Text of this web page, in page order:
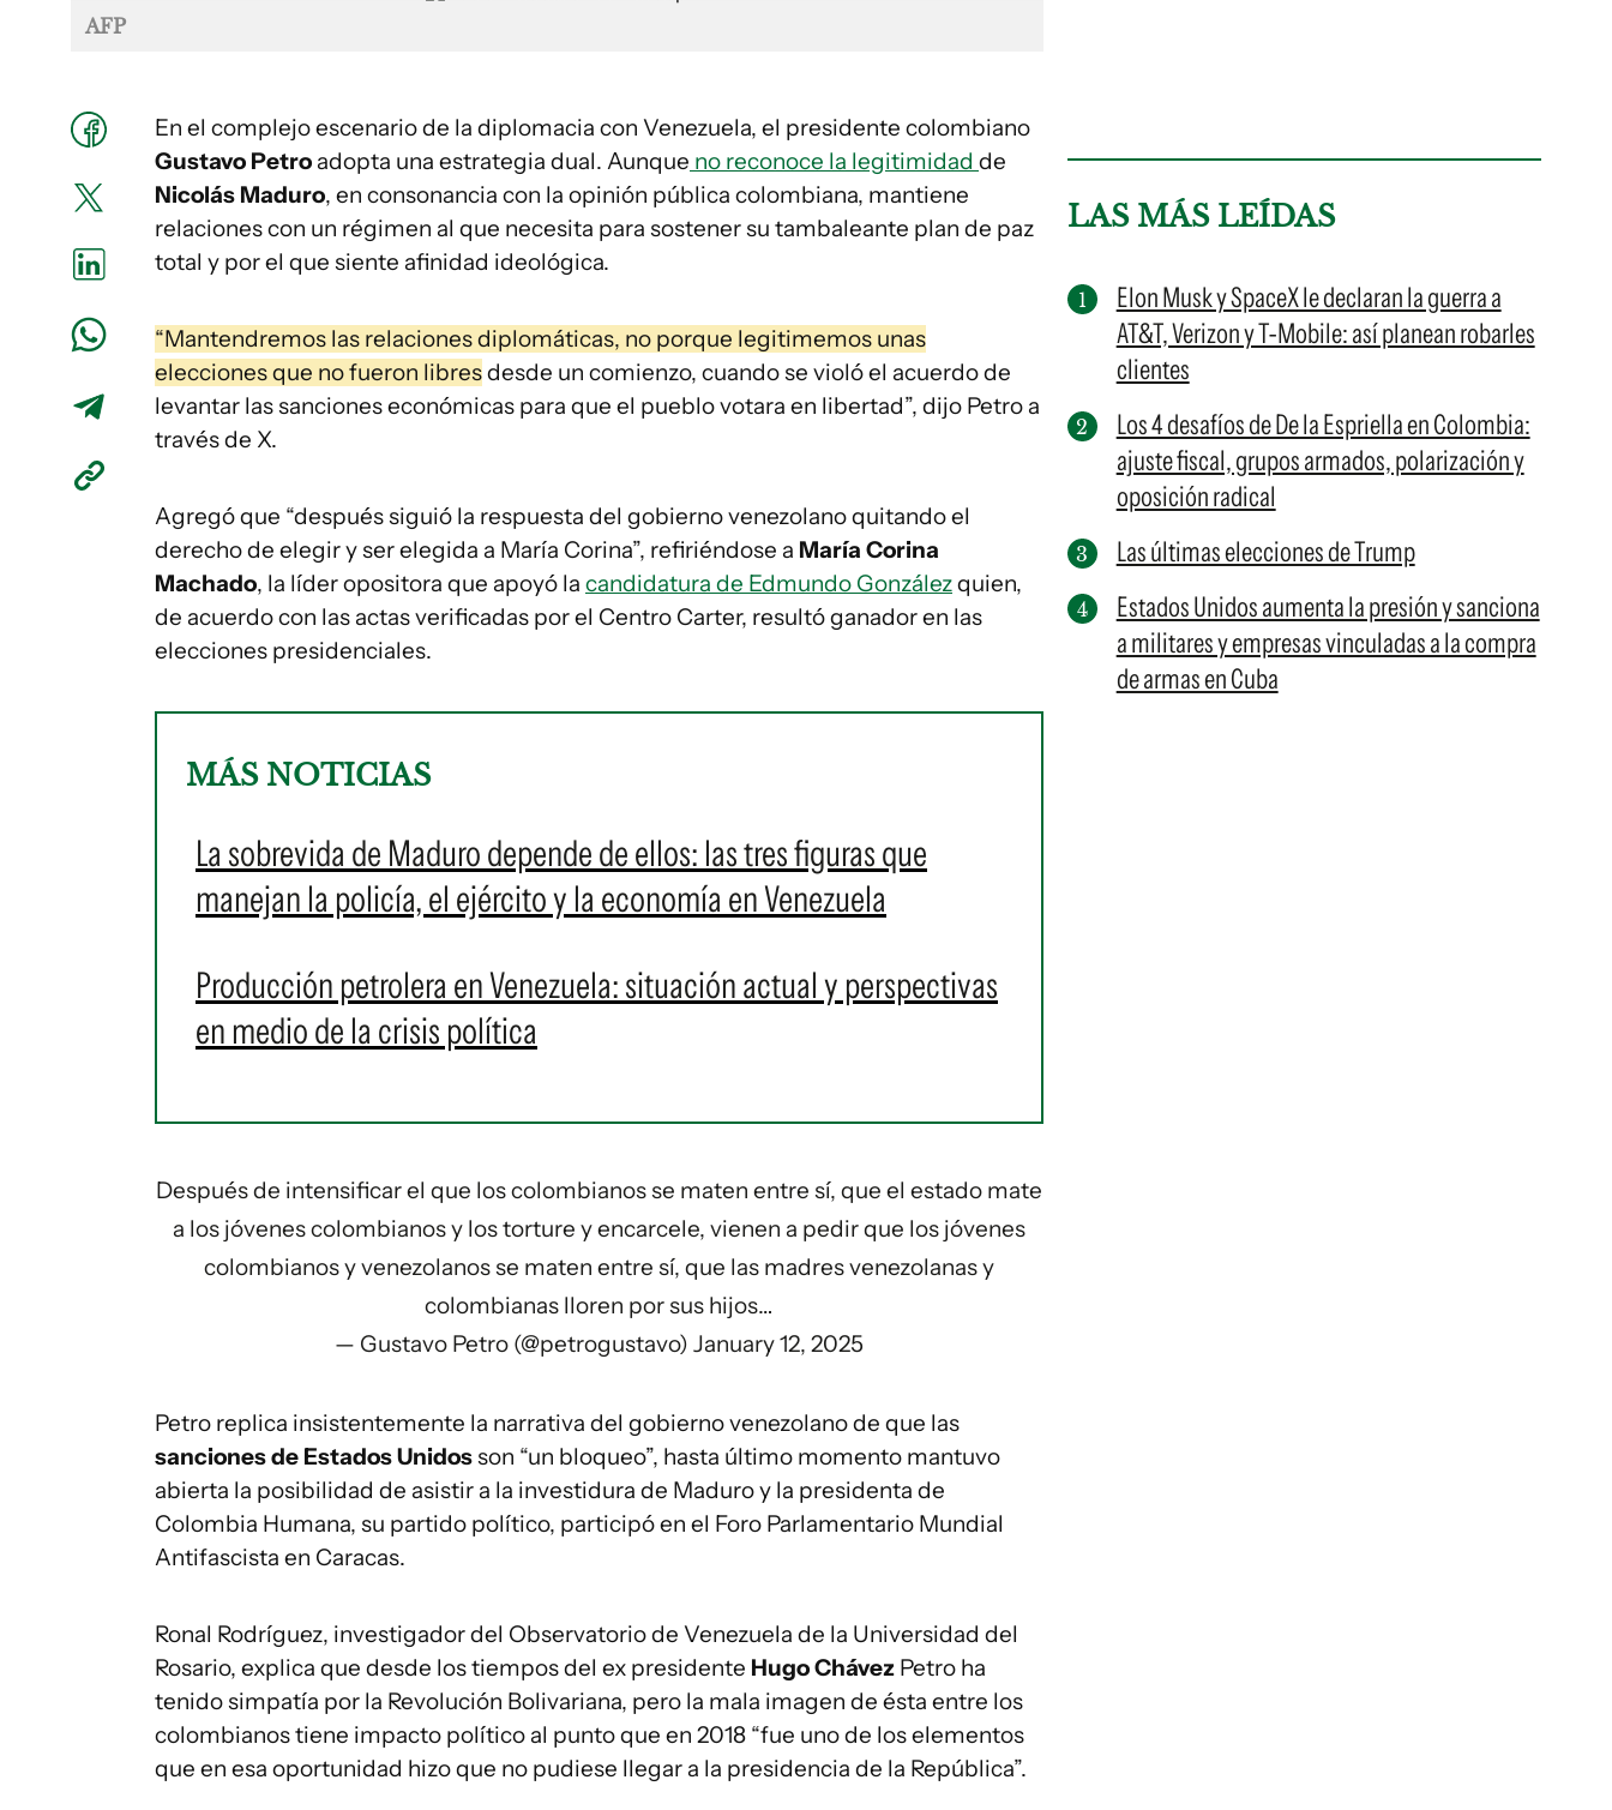
AFP
En el complejo escenario de la diplomacia con Venezuela, el presidente colombiano
Gustavo Petro adopta una estrategia dual. Aunque no reconoce la legitimidad de
Nicolás Maduro, en consonancia con la opinión pública colombiana, mantiene
relaciones con un régimen al que necesita para sostener su tambaleante plan de paz
total y por el que siente afinidad ideológica.
“Mantendremos las relaciones diplomáticas, no porque legitimemos unas
elecciones que no fueron libresdesde un comienzo, cuando se violó el acuerdo de
levantar las sanciones económicas para que el pueblo votara en libertad”, dijo Petro a
través de X.
Agregó que “después siguió la respuesta del gobierno venezolano quitando el
derecho de elegir y ser elegida a María Corina”, refiriéndose a María Corina
Machado, la líder opositora que apoyó la candidatura de Edmundo Gonzálezquien,
de acuerdo con las actas verificadas por el Centro Carter, resultó ganador en las
elecciones presidenciales.
MÁS NOTICIAS
La sobrevida de Maduro depende de ellos: las tres figuras que
manejan la policía, el ejército y la economía en Venezuela
Producción petrolera en Venezuela: situación actual y perspectivas
en medio de la crisis política
Después de intensificar el que los colombianos se maten entre sí, que el estado mate
a los jóvenes colombianos y los torture y encarcele, vienen a pedir que los jóvenes
colombianos y venezolanos se maten entre sí, que las madres venezolanas y
colombianas lloren por sus hijos…
— Gustavo Petro (@petrogustavo) January 12, 2025
Petro replica insistentemente la narrativa del gobierno venezolano de que las
sanciones de Estados Unidosson “un bloqueo”, hasta último momento mantuvo
abierta la posibilidad de asistir a la investidura de Maduro y la presidenta de
Colombia Humana, su partido político, participó en el Foro Parlamentario Mundial
Antifascista en Caracas.
Ronal Rodríguez, investigador del Observatorio de Venezuela de la Universidad del
Rosario, explica que desde los tiempos del ex presidente Hugo Chávez Petro ha
tenido simpatía por la Revolución Bolivariana, pero la mala imagen de ésta entre los
colombianos tiene impacto político al punto que en 2018 “fue uno de los elementos
que en esa oportunidad hizo que no pudiese llegar a la presidencia de la República”.
LAS MÁS LEÍDAS
Elon Musk y SpaceX le declaran la guerra a
AT&T, Verizon y T-Mobile: así planean robarles
clientes
Los 4 desafíos de De la Espriella en Colombia:
ajuste fiscal, grupos armados, polarización y
oposición radical
Las últimas elecciones de Trump
Estados Unidos aumenta la presión y sanciona
a militares y empresas vinculadas a la compra
de armas en Cuba